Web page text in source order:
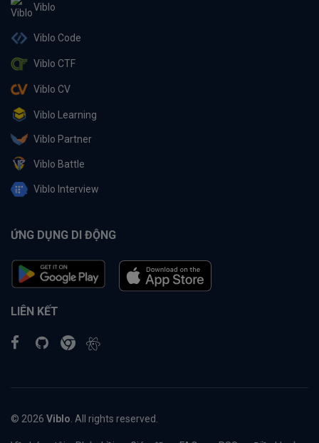
Viblo
Viblo Code
Viblo CTF
Viblo CV
Viblo Learning
Viblo Partner
Viblo Battle
Viblo Interview
ỨNG DỤNG DI ĐỘNG
LIÊN KẾT
© 2026 Viblo . All rights reserved.